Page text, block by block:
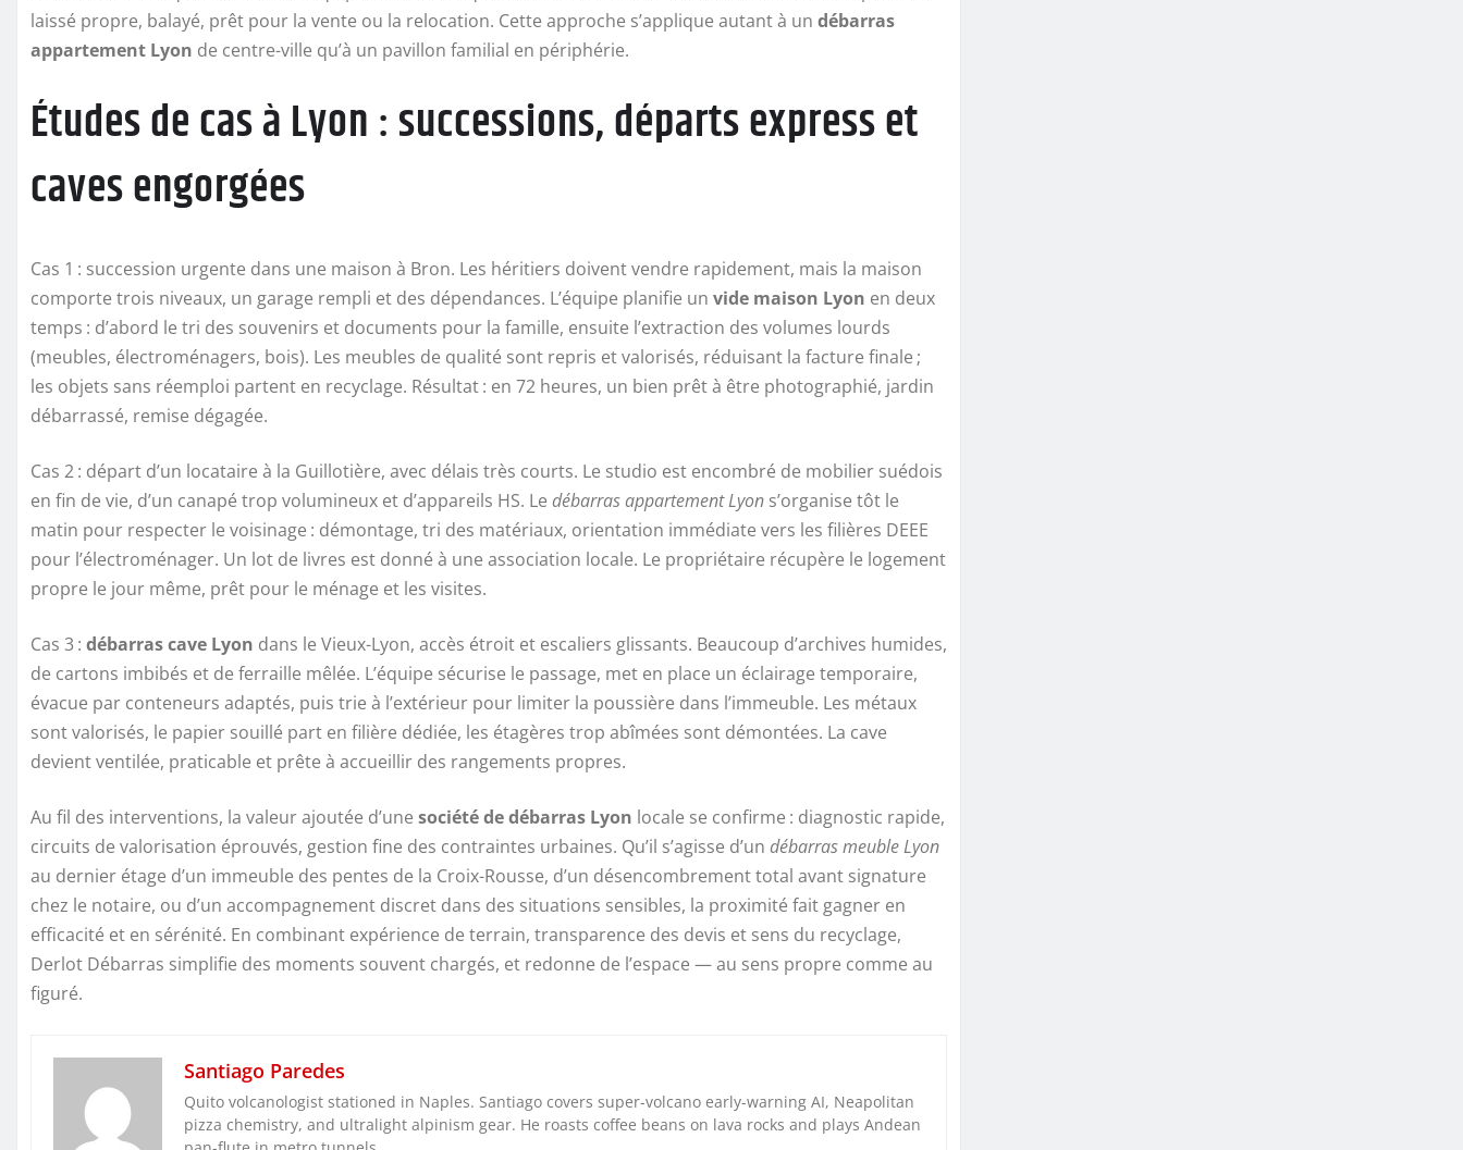
laissé propre, balayé, prêt pour la vente ou la relocation. Cette approche s’applique autant à un débarras
appartement Lyon de centre-ville qu’à un pavillon familial en périphérie.
Études de cas à Lyon : successions, départs express et
caves engorgées
Cas 1 : succession urgente dans une maison à Bron. Les héritiers doivent vendre rapidement, mais la maison
comporte trois niveaux, un garage rempli et des dépendances. L’équipe planifie un vide maison Lyon en deux
temps : d’abord le tri des souvenirs et documents pour la famille, ensuite l’extraction des volumes lourds
(meubles, électroménagers, bois). Les meubles de qualité sont repris et valorisés, réduisant la facture finale ;
les objets sans réemploi partent en recyclage. Résultat : en 72 heures, un bien prêt à être photographié, jardin
débarrassé, remise dégagée.
Cas 2 : départ d’un locataire à la Guillotière, avec délais très courts. Le studio est encombré de mobilier suédois
en fin de vie, d’un canapé trop volumineux et d’appareils HS. Le débarras appartement Lyon s’organise tôt le
matin pour respecter le voisinage : démontage, tri des matériaux, orientation immédiate vers les filières DEEE
pour l’électroménager. Un lot de livres est donné à une association locale. Le propriétaire récupère le logement
propre le jour même, prêt pour le ménage et les visites.
Cas 3 : débarras cave Lyon dans le Vieux-Lyon, accès étroit et escaliers glissants. Beaucoup d’archives humides,
de cartons imbibés et de ferraille mêlée. L’équipe sécurise le passage, met en place un éclairage temporaire,
évacue par conteneurs adaptés, puis trie à l’extérieur pour limiter la poussière dans l’immeuble. Les métaux
sont valorisés, le papier souillé part en filière dédiée, les étagères trop abîmées sont démontées. La cave
devient ventilée, praticable et prête à accueillir des rangements propres.
Au fil des interventions, la valeur ajoutée d’une société de débarras Lyon locale se confirme : diagnostic rapide,
circuits de valorisation éprouvés, gestion fine des contraintes urbaines. Qu’il s’agisse d’un débarras meuble Lyon
au dernier étage d’un immeuble des pentes de la Croix-Rousse, d’un désencombrement total avant signature
chez le notaire, ou d’un accompagnement discret dans des situations sensibles, la proximité fait gagner en
efficacité et en sérénité. En combinant expérience de terrain, transparence des devis et sens du recyclage,
Derlot Débarras simplifie des moments souvent chargés, et redonne de l’espace — au sens propre comme au
figuré.
Santiago Paredes
Quito volcanologist stationed in Naples. Santiago covers super-volcano early-warning AI, Neapolitan
pizza chemistry, and ultralight alpinism gear. He roasts coffee beans on lava rocks and plays Andean